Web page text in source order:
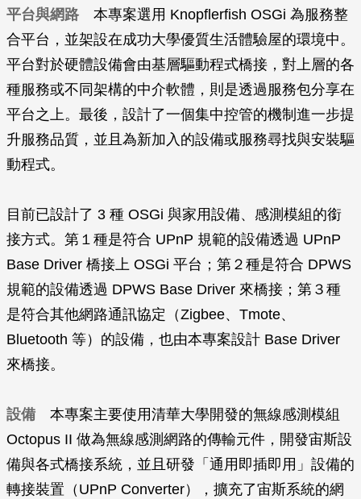
平台與網路 本專案選用 Knopflerfish OSGi 為服務整
合平台，並架設在成功大學優質生活體驗屋的環境中。
平台對於硬體設備會由基層驅動程式橋接，對上層的各
種服務或不同架構的中介軟體，則是透過服務包分享在
平台之上。最後，設計了一個集中控管的機制進一步提
升服務品質，並且為新加入的設備或服務尋找與安裝驅
動程式。
目前已設計了 3 種 OSGi 與家用設備、感測模組的銜
接方式。第１種是符合 UPnP 規範的設備透過 UPnP
Base Driver 橋接上 OSGi 平台；第２種是符合 DPWS
規範的設備透過 DPWS Base Driver 來橋接；第３種
是符合其他網路通訊協定（Zigbee、Tmote、
Bluetooth 等）的設備，也由本專案設計 Base Driver
來橋接。
設備 本專案主要使用清華大學開發的無線感測模組
Octopus II 做為無線感測網路的傳輸元件，開發宙斯設
備與各式橋接系統，並且研發「通用即插即用」設備的
轉接裝置（UPnP Converter），擴充了宙斯系統的網